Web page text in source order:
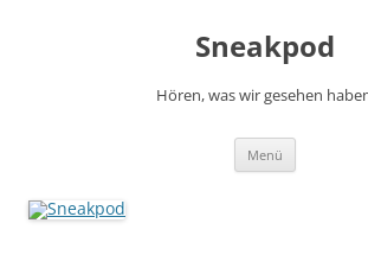
Sneakpod
Hören, was wir gesehen
Menü